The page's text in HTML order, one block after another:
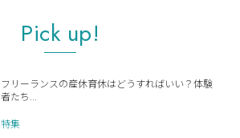
Pick up!
フリーランスの産休育休はどうすればいい？体験
者たち...
特集